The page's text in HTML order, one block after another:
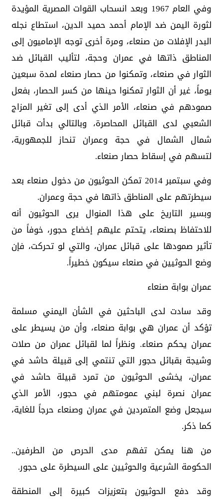
وفي العام 1967 وبعد انسحاب القوات المصرية المؤيدة
لثورة اليمن ضد الإمام أحمد حميد الدين، استطاع نجله
البدر الإفلات من صنعاء، ومرة أخرى توجه الإماميون إلى
المناطق ذاتها في عمران وحجة، لتأليب القبائل ضد
الثوار في صنعاء، وتمكنوا من حصار صنعاء لمدة سبعين
يوماً، غير أن الثوار تمكنوا حينها من كسر الحصار، بفعل
صمودهم في صنعاء، الأمر الذي أدى إلى تغير المزاج
الشعبي لدى القبائل المحاصرة، وبالتالي بدأت قبائل
شمال الشمال في حجة وعمران تنحاز للجمهورية،
لتسهم في إسقاط حصار صنعاء.
وفي سبتمبر 2014 تمكن الحوثيون من دخول صنعاء بعد
سيطرتهم على المناطق ذاتها في حجة وعمران.
وبسير التاريخ على هذا المنوال يرى الحوثيون أنه
للاحتفاظ بصنعاء، يتحتم عليهم إخضاع حجور، خوفاً من
تأثير صمودها على قبائل عمران، والتي لو تحركت، فإن
وضع الحوثيين في صنعاء سيكون خطيراً.
عمران بوابة صنعاء
وقد سادت لدى الباحثين في الشأن اليمني مسلمة
تؤكد أن عمران هي بوابة صنعاء، وأن من يسيطر على
عمران يحكم صنعاء. ونظراً لما لقبائل عمران من صلات
وشيجة بقبائل حجور التي تنتمي إلى قبيلة حاشد في
عمران، يخشى الحوثيون من تمرد قبيلة حاشد في
عمران نصرة لبني عمومتهم في حجور، الأمر الذي
سيجعل وضع المتمردين في عمران وصنعاء حرجاً للغاية،
كما ذكر.
من هنا يمكن تفهم مدى الحرص من الطرفين..
الحكومة الشرعية والحوثيين على السيطرة على حجور.
وقد دفع الحوثيون بتعزيزات كبيرة إلى المنطقة